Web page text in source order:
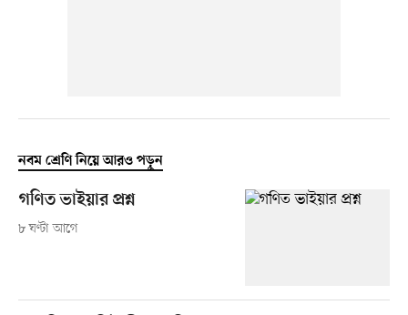
নবম শ্রেণি নিয়ে আরও পড়ুন
গণিত ভাইয়ার প্রশ্ন
৮ ঘণ্টা আগে